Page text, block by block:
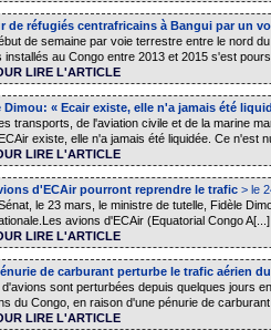
de réfugiés centrafricains à Bangui par un
de semaine par voie terrestre entre le nord
installés au Congo entre 2013 et 2015 s'est
LIRE L'ARTICLE
« Ecair existe, elle n'a jamais été
transports, de l'aviation civile et de la marine
existe, elle n'a jamais été liquidée. Ce n'est
LIRE L'ARTICLE
d'ECAir pourront reprendre le trafic > le
le 23 mars, le ministre de tutelle, Fidèle
avions d'ECAir (Equatorial Congo A[...]
LIRE L'ARTICLE
de carburant perturbe le trafic aérien
sont perturbées depuis quelques jours
du Congo, en raison d'une pénurie de
LIRE L'ARTICLE